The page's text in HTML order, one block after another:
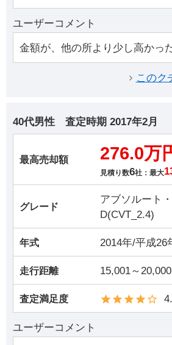
ユーザーコメント
金額が、他の所より少し高かっ
このク
40代男性 査定時期 2017年2月
最高売却額 276.0万
見積り数6社：最大
グレード
アブソルート
D(CVT_2.4)
年式 2014年/平成26
走行距離 15,001～
査定満足度
ユーザーコメント